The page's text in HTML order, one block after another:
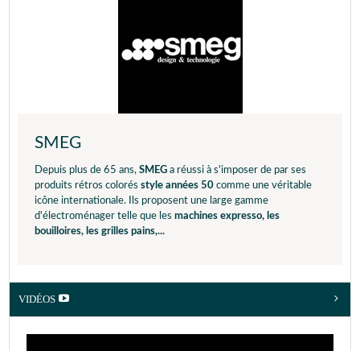
SMEG
Depuis plus de 65 ans, SMEG a réussi à s'imposer de par ses
produits rétros colorés style années 50 comme une véritable
icône internationale. Ils proposent une large gamme
d'électroménager telle que les machines expresso, les
bouilloires, les grilles pains,...
VIDÉOS